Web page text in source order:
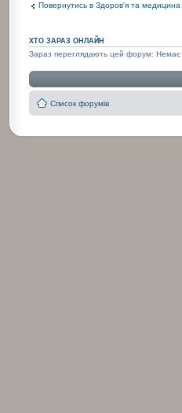
Повернутись в Здоров'я та медицина
ХТО ЗАРАЗ ОНЛАЙН
Зараз переглядають цей форум: Немає
Список форумів